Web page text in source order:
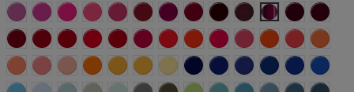
Gandia JamaicaHitachi Algarve Kotor BarbadosVarsoviaMalaga Ginebra BoloniaAgra BorgoñaJerte
Oslo Copacabana
Osaka Coachella
Tahiti Onil CarcassoneMarrakech
Malibu Bali Nepal SalomonJaipur
Uluru Malta Barcelona
Phuket Costa RicaCancun Hawaii Seul VancouverToscanaSkagen CuowomoAzores